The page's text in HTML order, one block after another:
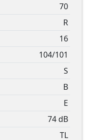
70
R
16
104/101
S
B
E
74 dB
TL